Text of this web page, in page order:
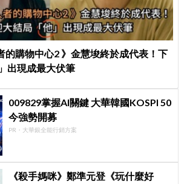
的購物中心2 》金慧埈終於成代表！下
出現成最大伏筆
009829掌握AI關鍵 大華韓國KOSPI 50
今強勢開募
PR・大華銀全能行銷方案
《殺手媽咪》鄭準元登《玩什麼好